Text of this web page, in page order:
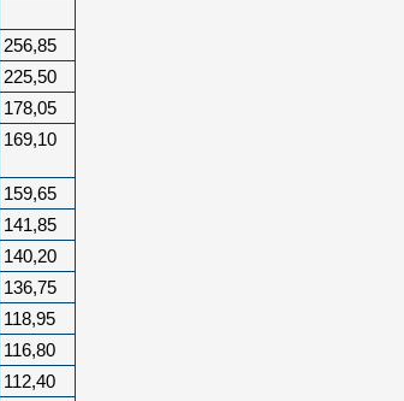
256,85
225,50
178,05
169,10
159,65
141,85
140,20
136,75
118,95
116,80
112,40